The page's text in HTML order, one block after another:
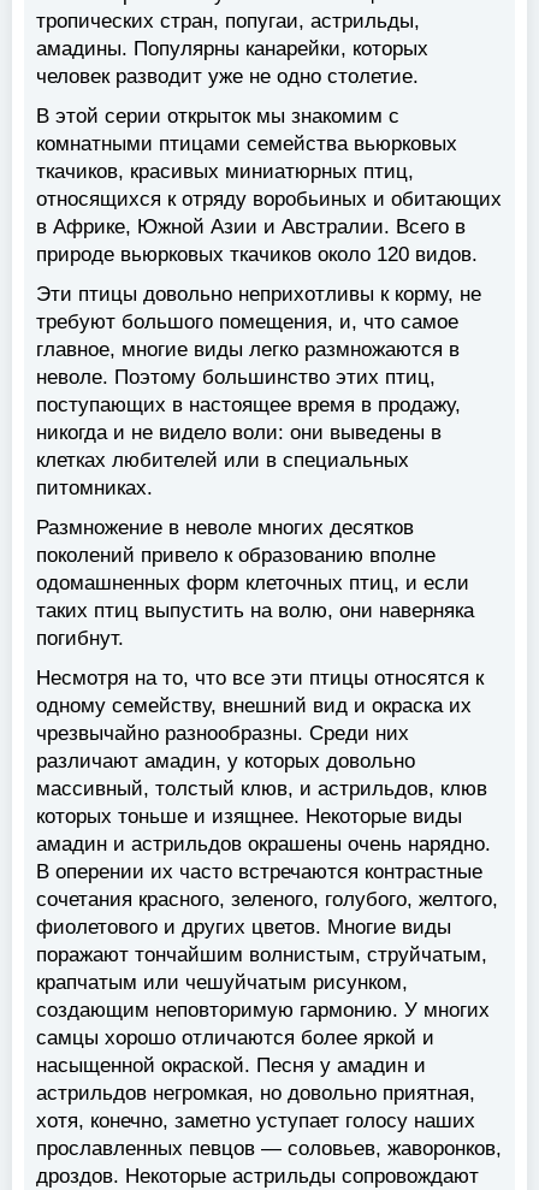
тропических стран, попугаи, астрильды,
амадины. Популярны канарейки, которых
человек разводит уже не одно столетие.
В этой серии открыток мы знакомим с
комнатными птицами семейства вьюрковых
ткачиков, красивых миниатюрных птиц,
относящихся к отряду воробьиных и обитающих
в Африке, Южной Азии и Австралии. Всего в
природе вьюрковых ткачиков около 120 видов.
Эти птицы довольно неприхотливы к корму, не
требуют большого помещения, и, что самое
главное, многие виды легко размножаются в
неволе. Поэтому большинство этих птиц,
поступающих в настоящее время в продажу,
никогда и не видело воли: они выведены в
клетках любителей или в специальных
питомниках.
Размножение в неволе многих десятков
поколений привело к образованию вполне
одомашненных форм клеточных птиц, и если
таких птиц выпустить на волю, они наверняка
погибнут.
Несмотря на то, что все эти птицы относятся к
одному семейству, внешний вид и окраска их
чрезвычайно разнообразны. Среди них
различают амадин, у которых довольно
массивный, толстый клюв, и астрильдов, клюв
которых тоньше и изящнее. Некоторые виды
амадин и астрильдов окрашены очень нарядно.
В оперении их часто встречаются контрастные
сочетания красного, зеленого, голубого, желтого,
фиолетового и других цветов. Многие виды
поражают тончайшим волнистым, струйчатым,
крапчатым или чешуйчатым рисунком,
создающим неповторимую гармонию. У многих
самцы хорошо отличаются более яркой и
насыщенной окраской. Песня у амадин и
астрильдов негромкая, но довольно приятная,
хотя, конечно, заметно уступает голосу наших
прославленных певцов — соловьев, жаворонков,
дроздов. Некоторые астрильды сопровождают